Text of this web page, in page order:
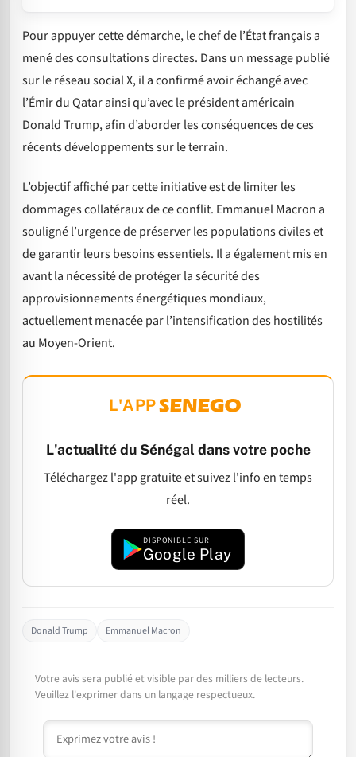
Pour appuyer cette démarche, le chef de l’État français a
mené des consultations directes. Dans un message publié
sur le réseau social X, il a confirmé avoir échangé avec
l’Émir du Qatar ainsi qu’avec le président américain
Donald Trump, afin d’aborder les conséquences de ces
récents développements sur le terrain.
L’objectif affiché par cette initiative est de limiter les
dommages collatéraux de ce conflit. Emmanuel Macron a
souligné l’urgence de préserver les populations civiles et
de garantir leurs besoins essentiels. Il a également mis en
avant la nécessité de protéger la sécurité des
approvisionnements énergétiques mondiaux,
actuellement menacée par l’intensification des hostilités
au Moyen-Orient.
L'APP
L'actualité du Sénégal dans votre poche
Téléchargez l'app gratuite et suivez l'info en temps
réel.
DISPONIBLE SUR
Google Play
Donald Trump Emmanuel Macron
Votre avis sera publié et visible par des milliers de lecteurs.
Veuillez l'exprimer dans un langage respectueux.
Commentaire